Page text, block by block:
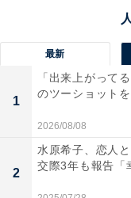
最新
1
「出来上がって
のツーショット
2026/08/08
2
水原希子、恋人
交際3年も報告「